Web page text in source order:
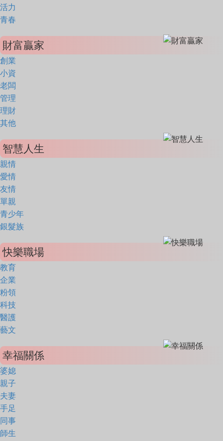
活力
青春
財富贏家
創業
小資
老闆
管理
理財
其他
智慧人生
親情
愛情
友情
單親
青少年
銀髮族
快樂職場
教育
企業
粉領
科技
醫護
藝文
幸福關係
婆媳
親子
夫妻
手足
同事
師生